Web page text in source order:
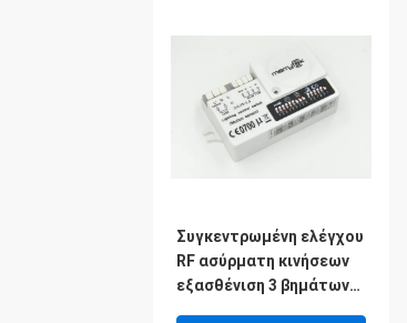
Συγκεντρωμένη ελέγχου
RF ασύρματη κινήσεων
εξασθένιση 3 βημάτων